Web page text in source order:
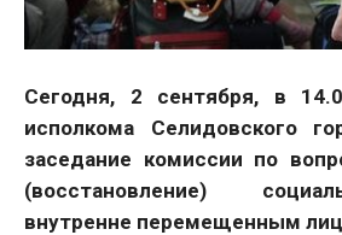
Сегодня, 2 сентября, в
исполкома Селидовского
заседание комиссии по
(восстановление)
внутренне перемещенным